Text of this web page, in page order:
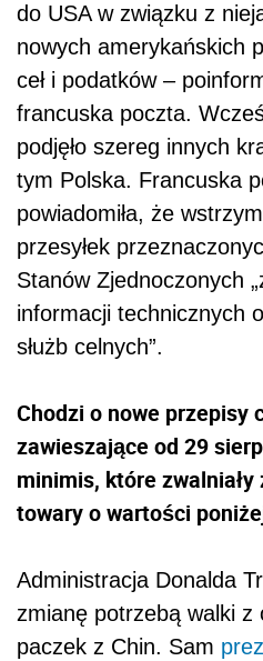
do USA w związku z
nowych amerykańskich
ceł i podatków –
francuska poczta.
podjęło szereg innych
tym Polska. Francuska
powiadomiła, że
przesyłek
Stanów Zjednoczonych
informacji technicznych
służb celnych”.
Chodzi o nowe przepisy
zawieszające od 29
minimis, które zwalniały
towary o wartości
Administracja Donalda
zmianę potrzebą walki z
paczek z Chin. Sam